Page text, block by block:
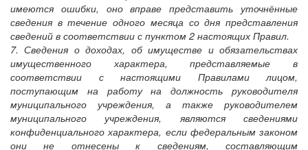
имеются ошибки, оно вправе представить уточнённые
сведения в течение одного месяца со дня представления
сведений в соответствии с пунктом 2 настоящих Правил.
7. Сведения о доходах, об имуществе и обязательствах
имущественного характера, представляемые в
соответствии с настоящими Правилами лицом,
поступающим на работу на должность руководителя
муниципального учреждения, а также руководителем
муниципального учреждения, являются сведениями
конфиденциального характера, если федеральным законом
они не отнесены к сведениям, составляющим